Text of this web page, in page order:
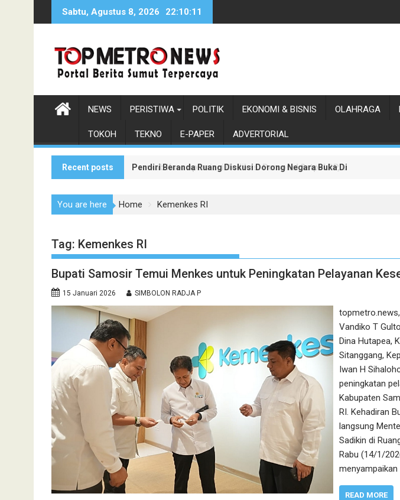
Sabtu, Agustus 8, 2026 22:10:13
NEWS PERISTIWA POLITIK EKONOMI & BISNIS OLAHRAGA
TOKOH TEKNO E-PAPER ADVERTORIAL
Recent posts Pendiri Beranda Ruang Diskusi Dorong Negara Buka Dialog dalam
Pemkab Karo Apresiasi Dedikasi Personel Satpol PP, Linmas, dan
You are here Home Kemenkes RI
Tag: Kemenkes RI
Bupati Samosir Temui Menkes untuk Peningkatan Pelayanan
15 Januari 2026 SIMBOLON RADJA P
Vandiko T
Dina Hutapea,
Sitanggang,
Iwan H
peningkatan
Kabupaten
RI. Kehadiran
langsung
Sadikin di
Rabu (14/1/
READ MORE